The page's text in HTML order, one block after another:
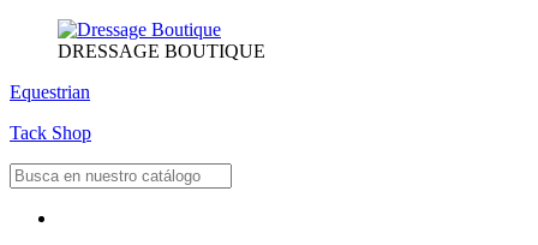
DRESSAGE BOUTIQUE
Equestrian
Tack Shop